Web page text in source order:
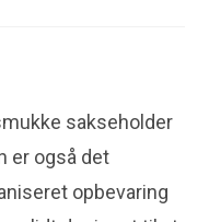
sakseholder
er også det
opbevaring